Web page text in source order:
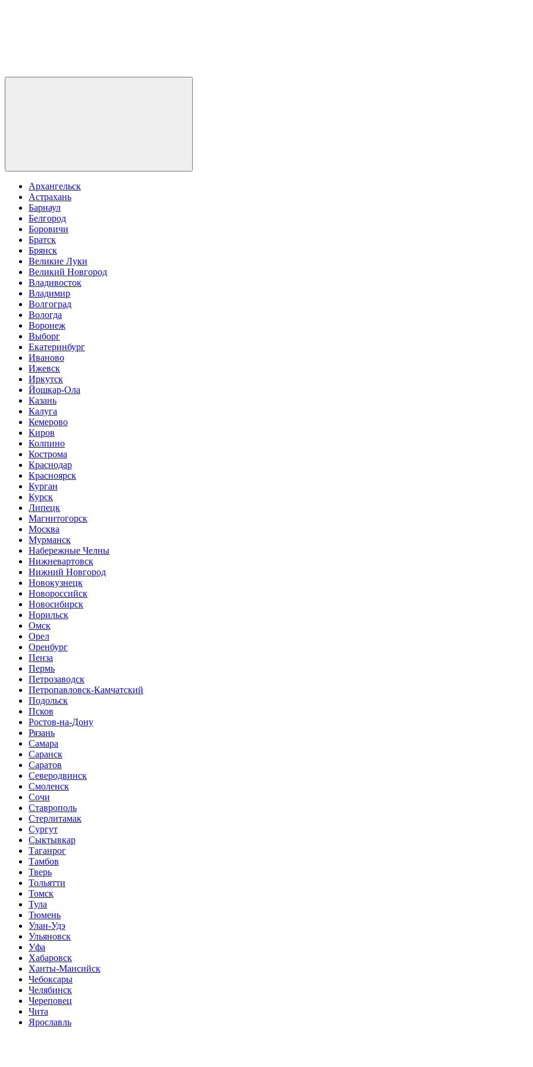
Архангельск
Астрахань
Барнаул
Белгород
Боровичи
Братск
Брянск
Великие Луки
Великий Новгород
Владивосток
Владимир
Волгоград
Вологда
Воронеж
Выборг
Екатеринбург
Иваново
Ижевск
Иркутск
Йошкар-Ола
Казань
Калуга
Кемерово
Киров
Колпино
Кострома
Краснодар
Красноярск
Курган
Курск
Липецк
Магнитогорск
Москва
Мурманск
Набережные Челны
Нижневартовск
Нижний Новгород
Новокузнецк
Новороссийск
Новосибирск
Норильск
Омск
Орел
Оренбург
Пенза
Пермь
Петрозаводск
Петропавловск-Камчатский
Подольск
Псков
Ростов-на-Дону
Рязань
Самара
Саранск
Саратов
Северодвинск
Смоленск
Сочи
Ставрополь
Стерлитамак
Сургут
Сыктывкар
Таганрог
Тамбов
Тверь
Тольятти
Томск
Тула
Тюмень
Улан-Удэ
Ульяновск
Уфа
Хабаровск
Ханты-Мансийск
Чебоксары
Челябинск
Череповец
Чита
Ярославль